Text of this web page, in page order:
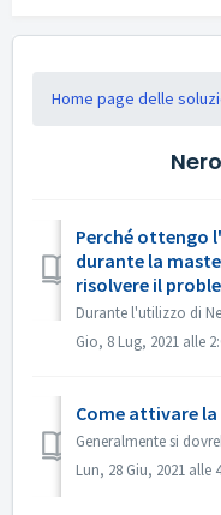
Home page delle
Perché ottengo
durante la
risolvere il
Gio, 8 Lug, 2021 alle
Come attivare
Lun, 28 Giu, 2021 alle